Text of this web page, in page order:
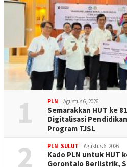
1 PLN Agustus 6, 2026
Semarakkan HUT ke
Digitalisasi
Program TJSL
2 PLN, SULUT Agustus 6, 2026
Kado PLN untuk HUT
Gorontalo Berlistrik,